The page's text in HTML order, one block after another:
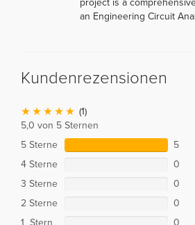
an Engineering Circuit
Kundenrezensionen
(1)
5,0 von 5 Sternen
5 Sterne
5
4 Sterne
0
3 Sterne
0
2 Sterne
0
1 Stern
0